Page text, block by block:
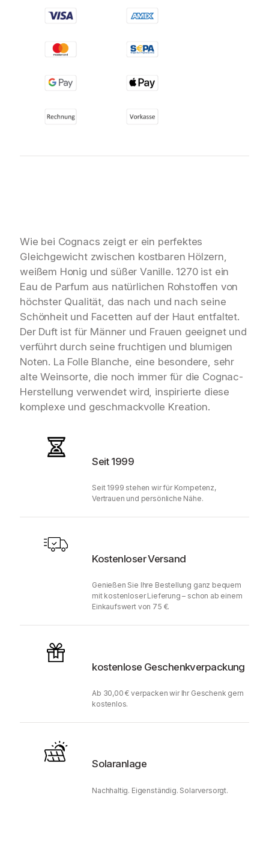
Wie bei Cognacs zeigt er ein perfektes
Gleichgewicht zwischen kostbaren Hölzern,
weißem Honig und süßer Vanille. 1270 ist ein
Eau de Parfum aus natürlichen Rohstoffen von
höchster Qualität, das nach und nach seine
Schönheit und Facetten auf der Haut entfaltet.
Der Duft ist für Männer und Frauen geeignet und
verführt durch seine fruchtigen und blumigen
Noten. La Folle Blanche, eine besondere, sehr
alte Weinsorte, die noch immer für die Cognac-
Herstellung verwendet wird, inspirierte diese
komplexe und geschmackvolle Kreation.
Seit 1999
Seit 1999 stehen wir für Kompetenz,
Vertrauen und persönliche Nähe.
Kostenloser Versand
Genießen Sie Ihre Bestellung ganz bequem
mit kostenloser Lieferung – schon ab einem
Einkaufswert von 75 €.
kostenlose Geschenkverpackung
Ab 30,00 € verpacken wir Ihr Geschenk gern
kostenlos.
Solaranlage
Nachhaltig. Eigenständig. Solarversorgt.